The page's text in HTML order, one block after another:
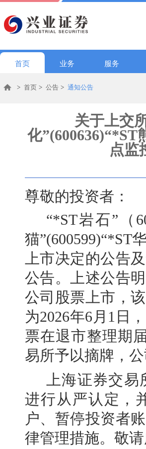
首页 业务 服务
> 首页 > 公告 > 通知公告
关于上交
化”(600636)“*ST
点监
尊敬的投资者：
“*ST岩石”（
猫”(600599)“*ST
上市决定的公告
公告。上述公告
公司股票上市，
为2026年6月1日
票在退市整理期
易所予以摘牌，
上海证券交易
进行从严认定，
户、暂停投资者
律管理措施。敬